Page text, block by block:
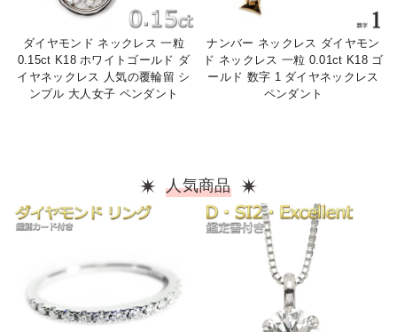
ダイヤモンド ネックレス 一粒
0.15ct K18 ホワイトゴールド ダ
イヤネックレス 人気の覆輪留 シ
ンプル 大人女子 ペンダント
ナンバー ネックレス ダイヤモン
ド ネックレス 一粒 0.01ct K18 ゴ
ールド 数字 1 ダイヤネックレス
ペンダント
人気商品